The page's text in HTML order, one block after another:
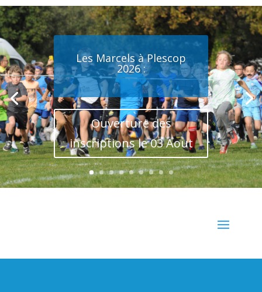
Les Marcels à Plescop
2026 :
Ouverture des
inscriptions le 03 Aout